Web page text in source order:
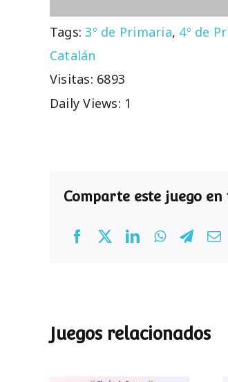
Tags:3º de Primaria, 4º de
Catalán
Visitas: 6893
Daily Views: 1
Comparte este juego
Juegos relacionados